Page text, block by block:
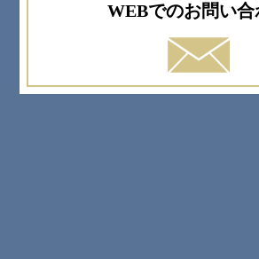
WEBでのお問い合